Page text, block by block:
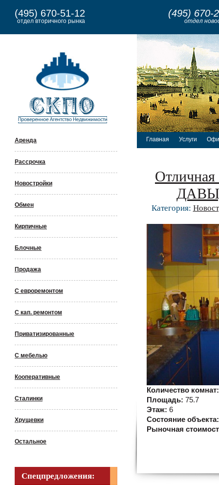
(495) 670-51-12
отдел вторичного рынка
(495) 670-
отдел
Аренда
Рассрочка
Новостройки
Обмен
Кирпичные
Блочные
Продажа
С евроремонтом
С кап. ремонтом
Приватизированные
С мебелью
Кооперативные
Сталинки
Хрущевки
Остальное
Спецпредложения:
Главная Услуги
Отличная
Категория:
Количество
Площадь: 75.7
Этаж: 6
Состояние
Рыночная